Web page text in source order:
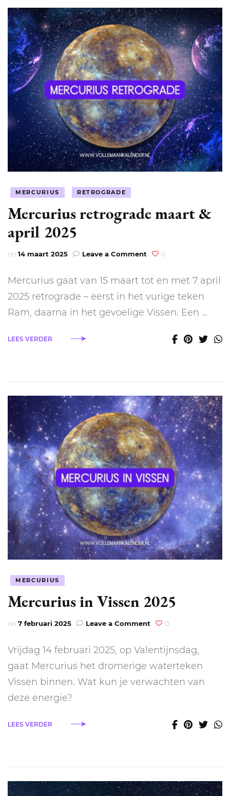
MERCURIUS RETROGRADE
Mercurius retrograde maart &
april 2025
on 14 maart 2025 Leave a Comment on
maart
&
2025
0
Mercurius gaat van 15 maart tot en met 7 april
2025 retrograde – eerst in het vurige teken
Ram, daarna in het gevoelige Vissen. Een …
LEES VERDER
MERCURIUS
Mercurius in Vissen 2025
on 7 februari 2025 Leave a Comment on
Vissen
2025
0
Vrijdag 14 februari 2025, op Valentijnsdag,
gaat Mercurius het dromerige waterteken
Vissen binnen. Wat kun je verwachten van
deze energie?
LEES VERDER